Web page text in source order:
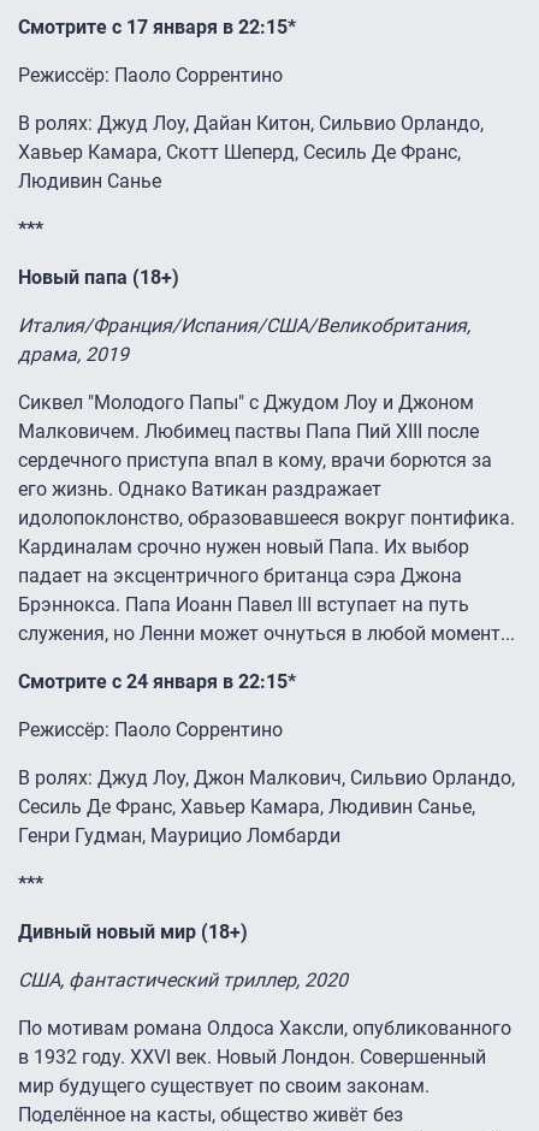
Смотрите с 17 января в 22:15*
Режиссёр: Паоло Соррентино
В ролях: Джуд Лоу, Дайан Китон, Сильвио Орландо,
Хавьер Камара, Скотт Шеперд, Сесиль Де Франс,
Людивин Санье
***
Новый папа (18+)
Италия/Франция/Испания/США/Великобритания,
драма, 2019
Сиквел "Молодого Папы" с Джудом Лоу и Джоном
Малковичем. Любимец паствы Папа Пий XIII после
сердечного приступа впал в кому, врачи борются за
его жизнь. Однако Ватикан раздражает
идолопоклонство, образовавшееся вокруг понтифика.
Кардиналам срочно нужен новый Папа. Их выбор
падает на эксцентричного британца сэра Джона
Брэннокса. Папа Иоанн Павел III вступает на путь
служения, но Ленни может очнуться в любой момент...
Смотрите с 24 января в 22:15*
Режиссёр: Паоло Соррентино
В ролях: Джуд Лоу, Джон Малкович, Сильвио Орландо,
Сесиль Де Франс, Хавьер Камара, Людивин Санье,
Генри Гудман, Маурицио Ломбарди
***
Дивный новый мир (18+)
США, фантастический триллер, 2020
По мотивам романа Олдоса Хаксли, опубликованного
в 1932 году. XXVI век. Новый Лондон. Совершенный
мир будущего существует по своим законам.
Поделённое на касты, общество живёт без